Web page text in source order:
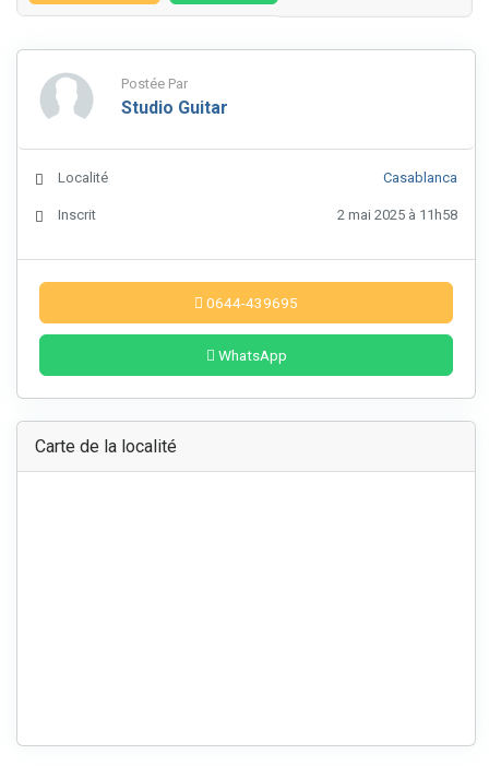
Postée Par
Studio Guitar
Localité Casablanca
Inscrit 2 mai 2025 à 11h58
0644-439695
WhatsApp
Carte de la localité